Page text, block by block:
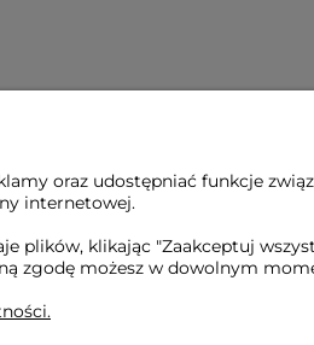
oraz udostępniać funkcje
internetowej.
plików, klikając "Zaakceptuj
zgodę możesz w dowolnym